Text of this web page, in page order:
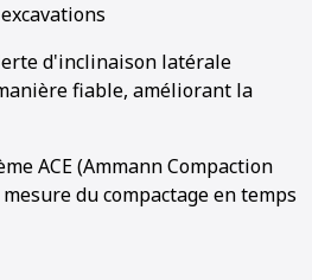
d'inclinaison latérale
fiable, améliorant la
ACE (Ammann Compaction
du compactage en temps